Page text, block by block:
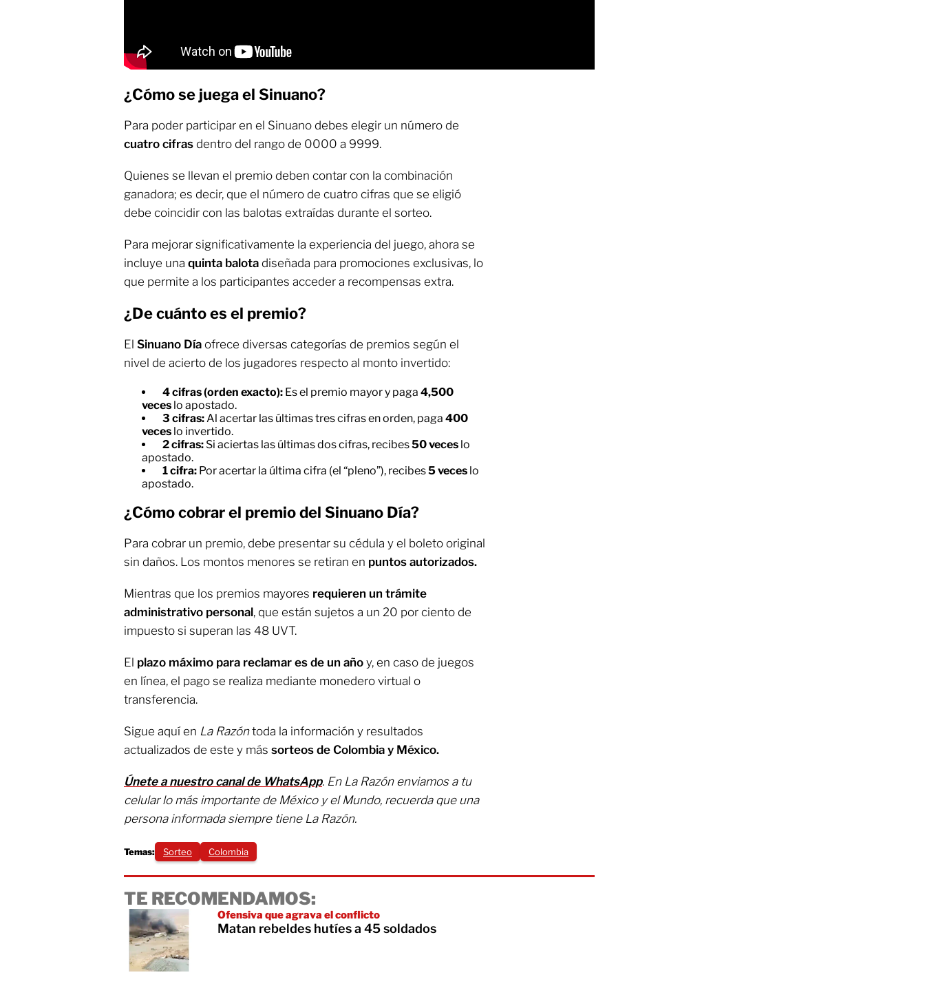
¿Cómo se juega el Sinuano?
Para poder participar en el Sinuano debes elegir un número de
cuatro cifras dentro del rango de 0000 a 9999.
Quienes se llevan el premio deben contar con la combinación
ganadora; es decir, que el número de cuatro cifras que se eligió
debe coincidir con las balotas extraídas durante el sorteo.
Para mejorar significativamente la experiencia del juego, ahora se
incluye una quinta balota diseñada para promociones exclusivas, lo
que permite a los participantes acceder a recompensas extra.
¿De cuánto es el premio?
El Sinuano Día ofrece diversas categorías de premios según el
nivel de acierto de los jugadores respecto al monto invertido:
4 cifras (orden exacto): Es el premio mayor y paga 4,500
veces lo apostado.
3 cifras: Al acertar las últimas tres cifras en orden, paga 400
veces lo invertido.
2 cifras: Si aciertas las últimas dos cifras, recibes50 veces lo
apostado.
1 cifra: Por acertar la última cifra (el “pleno”), recibes5 veces lo
apostado.
¿Cómo cobrar el premio del Sinuano Día?
Para cobrar un premio, debe presentar su cédula y el boleto original
sin daños. Los montos menores se retiran en puntos autorizados.
Mientras que los premios mayores requieren un trámite
administrativo personal, que están sujetos a un 20 por ciento de
impuesto si superan las 48 UVT.
El plazo máximo para reclamar es de un año y, en caso de juegos
en línea, el pago se realiza mediante monedero virtual o
transferencia.
Sigue aquí en La Razóntoda la información y resultados
actualizados de este y más sorteos de Colombia y México.
Únete a nuestro canal de WhatsApp. En La Razón enviamos a tu
celular lo más importante de México y el Mundo, recuerda que una
persona informada siempre tiene La Razón.
Temas: Sorteo Colombia
TE RECOMENDAMOS:
Ofensiva que agrava el conflicto
Matan rebeldes hutíes a 45 soldados